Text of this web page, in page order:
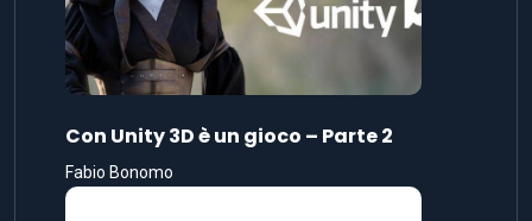
Con Unity 3D è un gioco – Parte 2
Fabio Bonomo